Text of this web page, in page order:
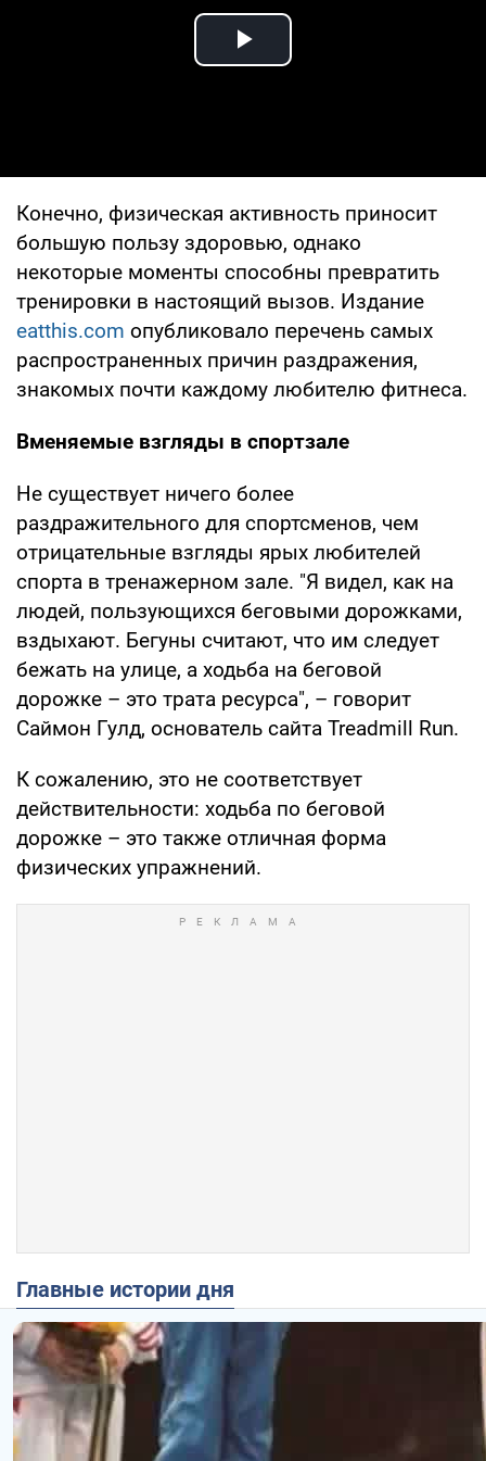
Play Video
Конечно, физическая активность приносит
большую пользу здоровью, однако
некоторые моменты способны превратить
тренировки в настоящий вызов. Издание
eatthis.com опубликовало перечень самых
распространенных причин раздражения,
знакомых почти каждому любителю фитнеса.
Вменяемые взгляды в спортзале
Не существует ничего более
раздражительного для спортсменов, чем
отрицательные взгляды ярых любителей
спорта в тренажерном зале. "Я видел, как на
людей, пользующихся беговыми дорожками,
вздыхают. Бегуны считают, что им следует
бежать на улице, а ходьба на беговой
дорожке – это трата ресурса", – говорит
Саймон Гулд, основатель сайта Treadmill Run.
К сожалению, это не соответствует
действительности: ходьба по беговой
дорожке – это также отличная форма
физических упражнений.
Главные истории дня